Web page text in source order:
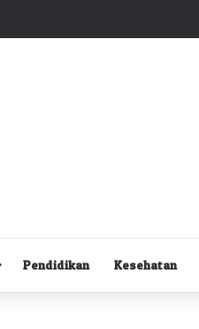
Pendidikan Kesehatan